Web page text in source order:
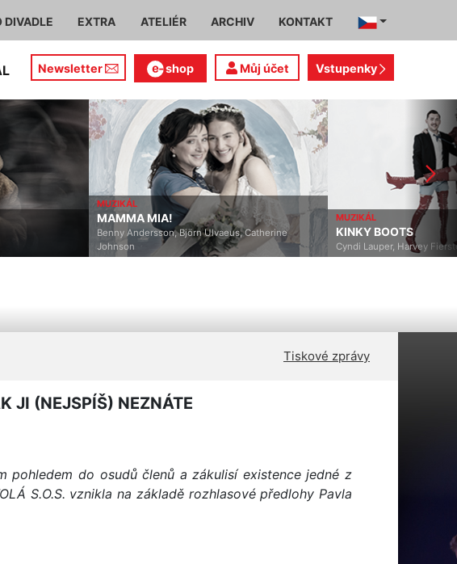
DIVADLE EXTRA ATELIÉR ARCHIV KONTAKT
Newsletter shop Můj účet Vstupenky
MUZIKÁL
MAMMA MIA!
Benny Andersson, Björn Ulvaeus, Catherine
Johnson
MUZIKÁL
KINKY BOOTS
Cyndi Lauper, Harvey
Tiskové zprávy
JI (NEJSPÍŠ) NEZNÁTE
pohledem do osudů členů a zákulisí existence jedné z
S.O.S. vznikla na základě rozhlasové předlohy Pavla